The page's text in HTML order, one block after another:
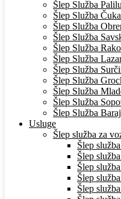
Šlep Služba
Šlep Služba
Šlep Služba
Šlep Služba
Šlep Služba
Šlep Služba
Šlep Služba
Šlep Služba
Šlep Služba
Šlep Služba
Šlep Služba
Usluge
Šlep služba za
Šlep
Šlep
Šlep
Šlep
Šlep